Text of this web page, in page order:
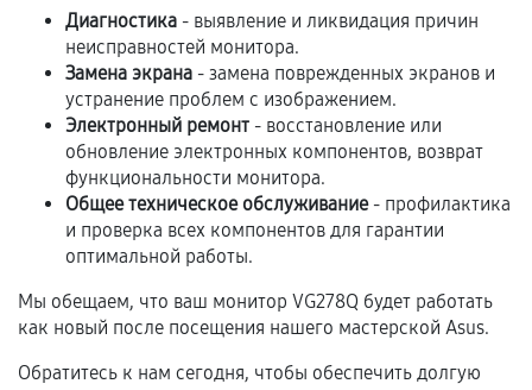
Если комплектующие куплены
самостоятельно
Гарантия на выполненные работы может
сохраняться полностью или частично, если
соблюдены следующие условия:
Предоставленные детали подходят по
техническим параметрам и не имеют внешних
дефектов.
Установка была выполнена нашим сервисным
Диагностика - выявление и ликвидация причин
неисправностей монитора.
Замена экрана - замена поврежденных экранов и
устранение проблем с изображением.
Электронный ремонт - восстановление или
обновление электронных компонентов, возврат
функциональности монитора.
Общее техническое обслуживание- профилактика
и проверка всех компонентов для гарантии
оптимальной работы.
Мы обещаем, что ваш монитор VG278Q будет работать
как новый после посещения нашего мастерской Asus.
Обратитесь к нам сегодня, чтобы обеспечить долгую